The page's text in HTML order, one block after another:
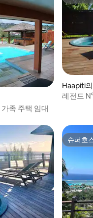
족 주택 임대
Haapiti
레전드
슈퍼호
슈퍼호